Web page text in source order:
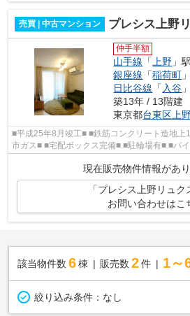
売買 | 中古マンション プレシス上野
仲手半額
山手線 「 上野 」
銀座線 「稲荷町
日比谷線 「 入谷
築13年 / 13階建
東京都台東区 上
■平成25年8月竣工■ ■鉄筋コンクリート造地上13階建て■ ■総戸数36戸■ ■都
市ガス■ ■宅配ボックス完備■ ■駐輪場有■ ■バイク置場有■ ■管理体制良好■
■JR山手線 上野 駅より徒歩2...
現在販売物件情報があり
「プレシス上野リュク
お問い合わせはこ
該当物件数 6棟 販売数 2 件 1～
絞り込み条件： なし